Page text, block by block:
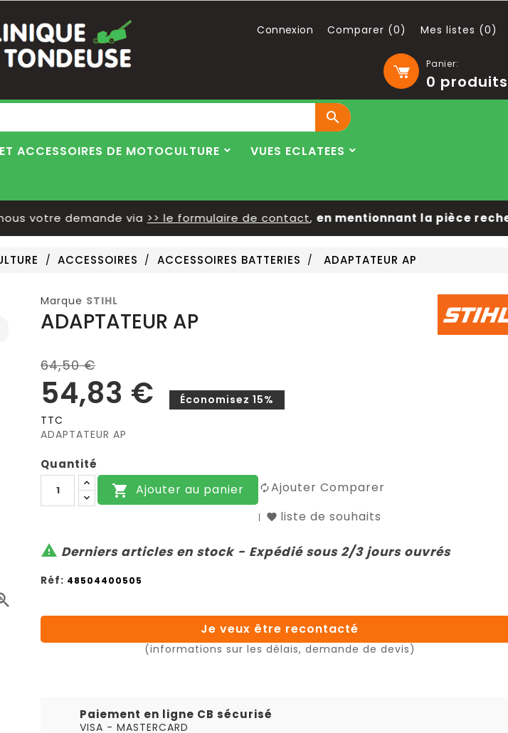
Panier:
0 produits
Connexion Comparer (0) Mes listes (0)
Blog

ACCESSOIRES DE MOTOCULTURE
VUES ECLATEES
votre demande via>> le formulaire de contact,en mentionnant la pièce
ACCESSOIRES ACCESSOIRES BATTERIES ADAPTATEUR AP
Marque STIHL
ADAPTATEUR AP
64,50 €
54,83 €
Économisez 15%
TTC
ADAPTATEUR AP
Quantité
 Ajouter au panier
Ajouter Comparer
liste de souhaits
 Derniers articles en stock - Expédié sous 2/3 jours ouvrés
Réf: 48504400505
Je veux être recontacté
(informations sur les délais, demande de devis)
Paiement en ligne CB sécurisé
VISA - MASTERCARD